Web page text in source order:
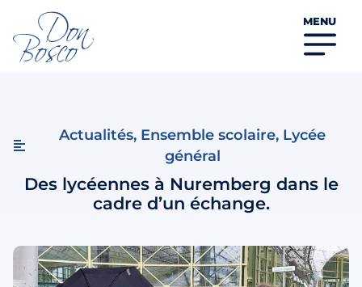
MENU
Actualités, Ensemble scolaire, Lycée
général
Des lycéennes à Nuremberg dans le
cadre d’un échange.